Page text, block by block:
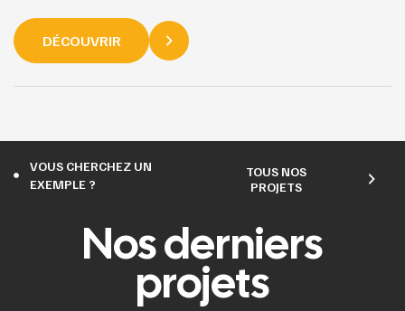
DÉCOUVRIR
VOUS CHERCHEZ UN
EXEMPLE ?
TOUS NOS
PROJETS
Nos derniers
projets